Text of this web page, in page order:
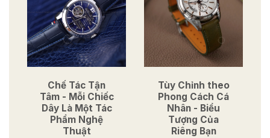
Chế Tác Tận
Tâm - Mỗi Chiếc
Dây Là Một Tác
Phẩm Nghệ
Thuật
Tùy Chỉnh theo
Phong Cách Cá
Nhân - Biểu
Tượng Của
Riêng Bạn